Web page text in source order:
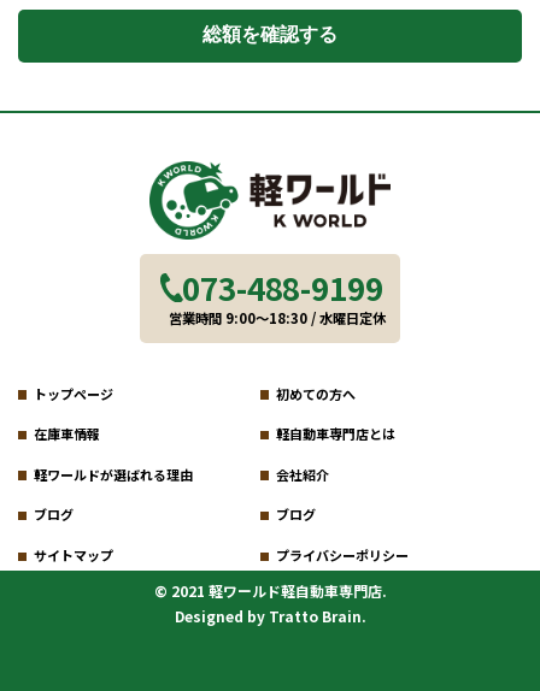
073-488-9199
営業時間 9:00～18:30 / 水曜日定休
トップページ 初めての方へ
在庫車情報 軽自動車専門店とは
軽ワールドが選ばれる理由 会社紹介
ブログ ブログ
サイトマップ プライバシーポリシー
© 2021 軽ワールド軽自動車専門店.
Designed by Tratto Brain.